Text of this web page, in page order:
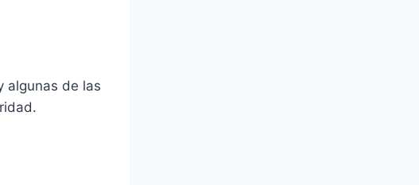
algunas de las